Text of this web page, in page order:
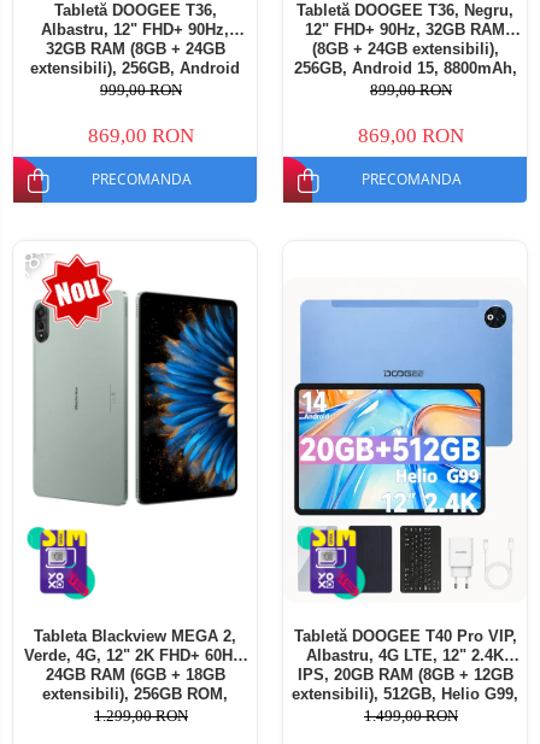
Tabletă DOOGEE T36,
Albastru, 12" FHD+ 90Hz,
32GB RAM (8GB + 24GB
extensibili), 256GB, Android
15, 8800mAh, Dual SIM
999,00 RON
869,00 RON
PRECOMANDA
Tabletă DOOGEE T36, Negru,
12" FHD+ 90Hz, 32GB RAM
(8GB + 24GB extensibili),
256GB, Android 15, 8800mAh,
Dual SIM
899,00 RON
869,00 RON
PRECOMANDA
-18%
Tableta Blackview MEGA 2,
Verde, 4G, 12" 2K FHD+ 60Hz,
24GB RAM (6GB + 18GB
extensibili), 256GB ROM,
Android 15, Unisoc T615,
1.299,00 RON
Tabletă DOOGEE T40 Pro VIP,
Albastru, 4G LTE, 12" 2.4K
IPS, 20GB RAM (8GB + 12GB
extensibili), 512GB, Helio G99,
10800mAh, 33W, Android 14,
1.499,00 RON